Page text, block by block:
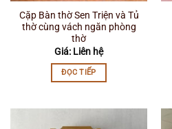
Cặp Bàn thờ Sen Triện và Tủ
thờ cùng vách ngăn phòng
thờ
Giá: Liên hệ
ĐỌC TIẾP